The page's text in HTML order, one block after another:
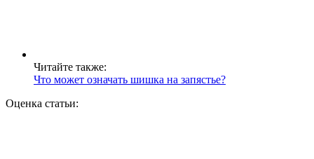
Читайте также:
Что может означать шишка на запястье?
Оценка статьи: